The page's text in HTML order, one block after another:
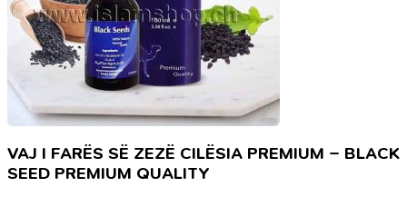
VAJ I FARËS SË ZEZË CILËSIA PREMIUM – BLACK
SEED PREMIUM QUALITY